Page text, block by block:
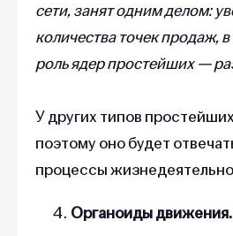
сети, занят одним делом:
количества точек продаж,
роль ядер простейших —
У других типов
поэтому оно будет
процессы
Органоиды движения.